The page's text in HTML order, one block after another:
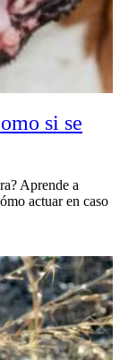
si se
Aprende a
actuar en caso